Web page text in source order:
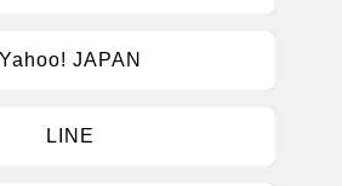
Yahoo! JAPAN
LINE